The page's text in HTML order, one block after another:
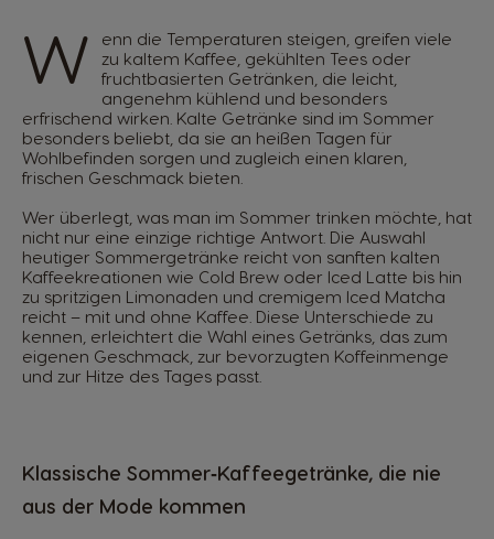
W
enn die Temperaturen steigen, greifen viele
zu kaltem Kaffee, gekühlten Tees oder
fruchtbasierten Getränken, die leicht,
angenehm kühlend und besonders
erfrischend wirken. Kalte Getränke sind im Sommer
besonders beliebt, da sie an heißen Tagen für
Wohlbefinden sorgen und zugleich einen klaren,
frischen Geschmack bieten.
Wer überlegt, was man im Sommer trinken möchte, hat
nicht nur eine einzige richtige Antwort. Die Auswahl
heutiger Sommergetränke reicht von sanften kalten
Kaffeekreationen wie Cold Brew oder Iced Latte bis hin
zu spritzigen Limonaden und cremigem Iced Matcha
reicht – mit und ohne Kaffee. Diese Unterschiede zu
kennen, erleichtert die Wahl eines Getränks, das zum
eigenen Geschmack, zur bevorzugten Koffeinmenge
und zur Hitze des Tages passt.
Klassische Sommer‑Kaffeegetränke, die nie
aus der Mode kommen